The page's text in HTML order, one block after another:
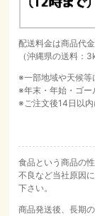
配送料金は商品代
（沖縄県の送料：
※一部地域や天候等
※年末・年始・ゴー
※ご注文後14日以内
食品という商品の
不良など当社原因
下さい。
商品発送後、長期